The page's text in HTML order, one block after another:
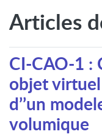
Articles
CI-CAO-1 :
objet virtuel
d’’un
volumique